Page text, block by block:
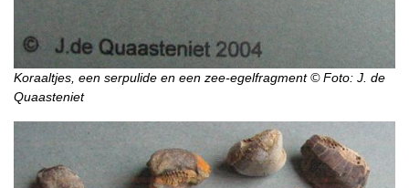
Koraaltjes, een serpulide en een zee-egelfragment © Foto: J. de
Quaasteniet